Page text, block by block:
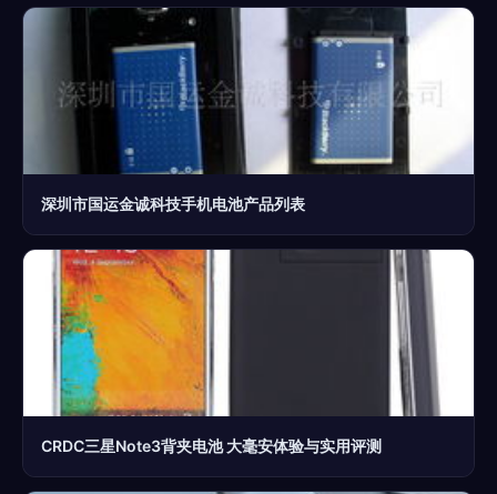
深圳市国运金诚科技手机电池产品列表
CRDC三星Note3背夹电池 大毫安体验与实用评测